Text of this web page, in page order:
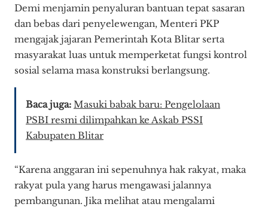
Demi menjamin penyaluran bantuan tepat sasaran
dan bebas dari penyelewengan, Menteri PKP
mengajak jajaran Pemerintah Kota Blitar serta
masyarakat luas untuk memperketat fungsi kontrol
sosial selama masa konstruksi berlangsung.
Baca juga: Masuki babak baru: Pengelolaan
PSBI resmi dilimpahkan ke Askab PSSI
Kabupaten Blitar
“Karena anggaran ini sepenuhnya hak rakyat, maka
rakyat pula yang harus mengawasi jalannya
pembangunan. Jika melihat atau mengalami